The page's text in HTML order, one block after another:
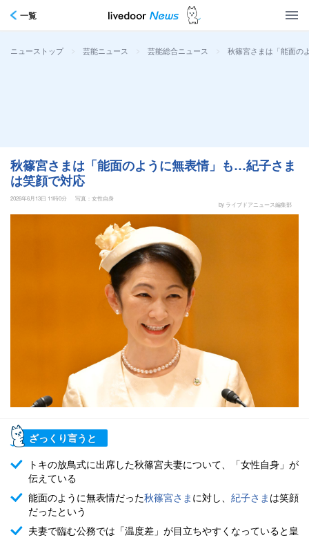
一覧
ニューストップ > 芸能ニュース > 芸能総合ニュース > 秋篠宮さまは「能面の
秋篠宮さまは「能面のように無表情」も…紀子さま
は笑顔で対応
2026年6月13日 11時0分
写真：女性自身
by ライブドアニュース編集部
ざっくり言うと
トキの放鳥式に出席した秋篠宮夫妻について、「女性自身」が
伝えている
能面のように無表情だった秋篠宮さま に対し、 紀子さま は笑顔
だったという
夫妻で臨む公務では「温度差」が目立ちやすくなっていると皇